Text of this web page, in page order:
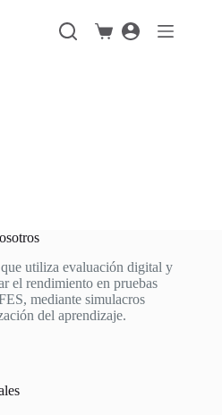
Carro
utiliza evaluación digital y
el rendimiento en pruebas
mediante simulacros
del aprendizaje.